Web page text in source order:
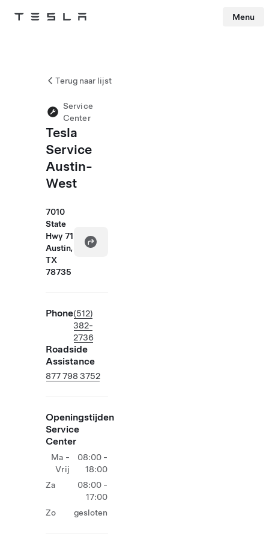
Tesla Menu
Terug naar lijst
Service
Center
Tesla
Service
Austin-
West
7010
State
Hwy 71
Austin,
TX
78735
Phone(512)
382-
2736
Roadside
Assistance
877 798 3752
Openingstijden
Service
Center
Ma -
Vrij
08:00 -
18:00
Za
08:00 -
17:00
Zo
gesloten